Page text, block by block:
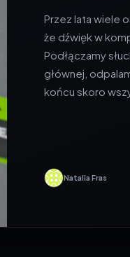
Przez lata wiele
że dźwięk w
Podłączamy
głównej,
końcu skoro
Natalia Fras